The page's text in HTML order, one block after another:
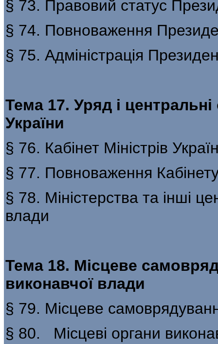
§ 73. Правовий статус
§ 74. Повноваження
§ 75. Адміністрація
Тема 17. Уряд і
України
§ 76. Кабінет Міністрів
§ 77. Повноваження Кабінету
§ 78. Міністерства та інші
влади
Тема 18. Місцеве
виконавчої влади
§ 79. Місцеве
§ 80. Місцеві органи